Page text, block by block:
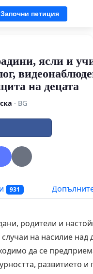
Започни петиция
ясли и
на децата
· BG
931
родители и
на насилие над
да се
развитието и